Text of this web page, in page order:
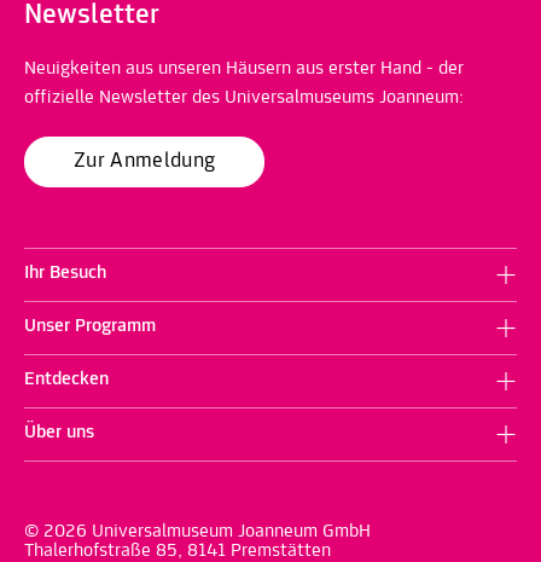
Newsletter
Neuigkeiten aus unseren Häusern aus erster Hand - der
offizielle Newsletter des Universalmuseums Joanneum:
Zur Anmeldung
Ihr Besuch
Unser Programm
Entdecken
Über uns
© 2026 Universalmuseum Joanneum GmbH
Thalerhofstraße 85, 8141 Premstätten